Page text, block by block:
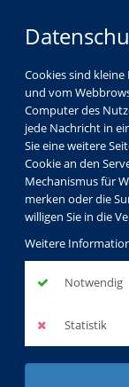
Cookies sind
und vom
Computer des
jede Nachricht in
Sie eine weitere
Cookie an den
Mechanismus für
merken oder die
willigen Sie in die
Weitere
Notwendig
Statistik